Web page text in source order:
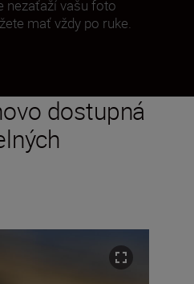
nezaťaží vašu foto
mať vždy po ruke.
dostupná